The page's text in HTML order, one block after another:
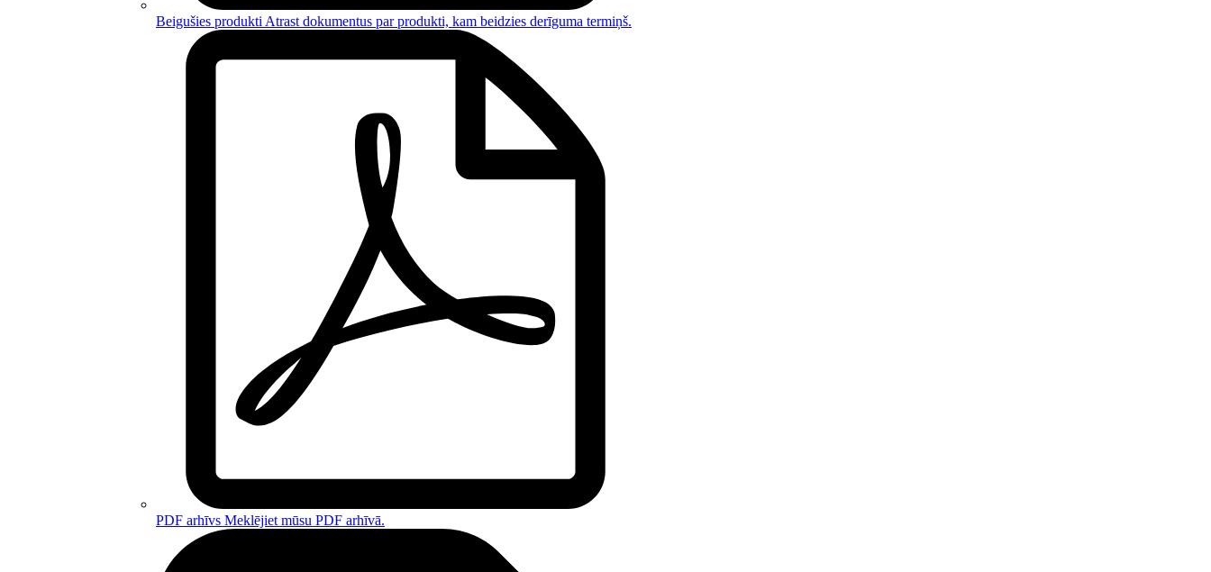
Beigušies produkti Atrast dokumentus parprodukti, kam beidzies derīguma termiņš.
PDF arhīvs Meklējiet mūsu PDF arhīvā.